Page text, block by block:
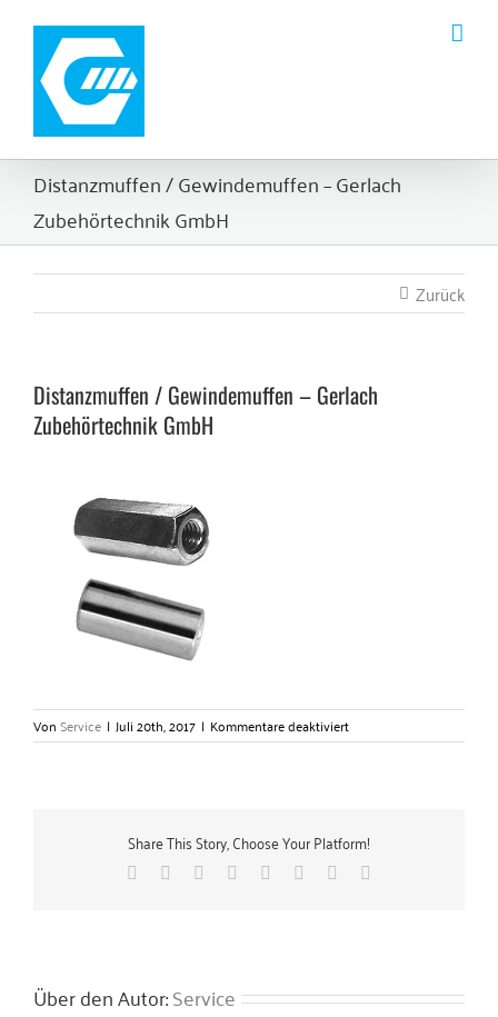
Inhalt
springen
Distanzmuffen / Gewindemuffen – Gerlach
Zubehörtechnik GmbH
Zurück
Distanzmuffen / Gewindemuffen – Gerlach
Zubehörtechnik GmbH
VonService | Juli 20th, 2017 | Kommentare deaktiviertfür
Distanzmuffen
Zubehörtechnik
GmbH
Share This Story, Choose Your Platform!
Facebook Reddit LinkedIn
TumblrPinterest
Über den Autor:Service